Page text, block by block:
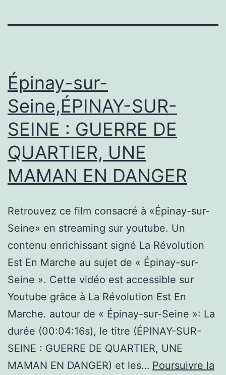
Épinay-sur-
Seine,ÉPINAY-SUR-
SEINE : GUERRE DE
QUARTIER, UNE
MAMAN EN DANGER
Retrouvez ce film consacré à «Épinay-sur-
Seine» en streaming sur youtube. Un
contenu enrichissant signé La Révolution
Est En Marche au sujet de « Épinay-sur-
Seine ». Cette vidéo est accessible sur
Youtube grâce à La Révolution Est En
Marche. autour de « Épinay-sur-Seine »: La
durée (00:04:16s), le titre (ÉPINAY-SUR-
SEINE : GUERRE DE QUARTIER, UNE
MAMAN EN DANGER) et les… Poursuivre la